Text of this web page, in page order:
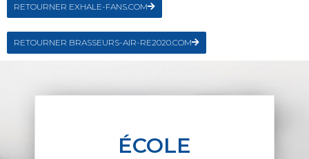
RETOURNER EXHALE-FANS.COM
RETOURNER BRASSEURS-AIR-RE2020.COM
ÉCOLE